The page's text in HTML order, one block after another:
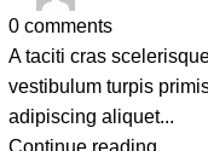
0 comments
A taciti cras
vestibulum turpis
adipiscing aliquet...
Continue reading